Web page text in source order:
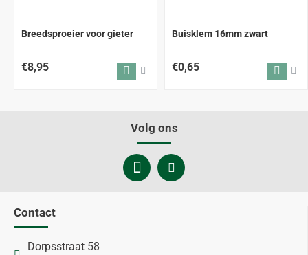
Breedsproeier voor gieter
€8,95
Buisklem 16mm zwart
€0,65
Volg ons
Contact
Dorpsstraat 58